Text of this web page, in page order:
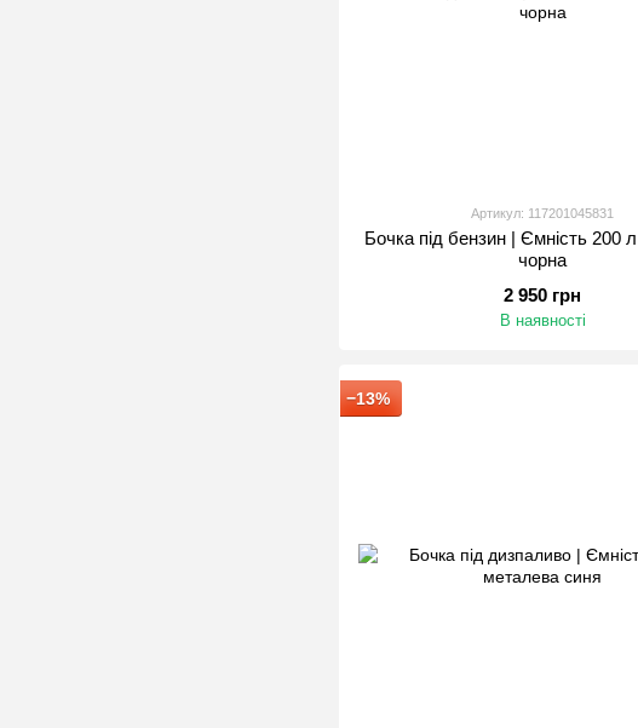
Артикул: 117201045831
Бочка під бензин | Ємність 200
чорна
2 950 грн
В наявності
−13%